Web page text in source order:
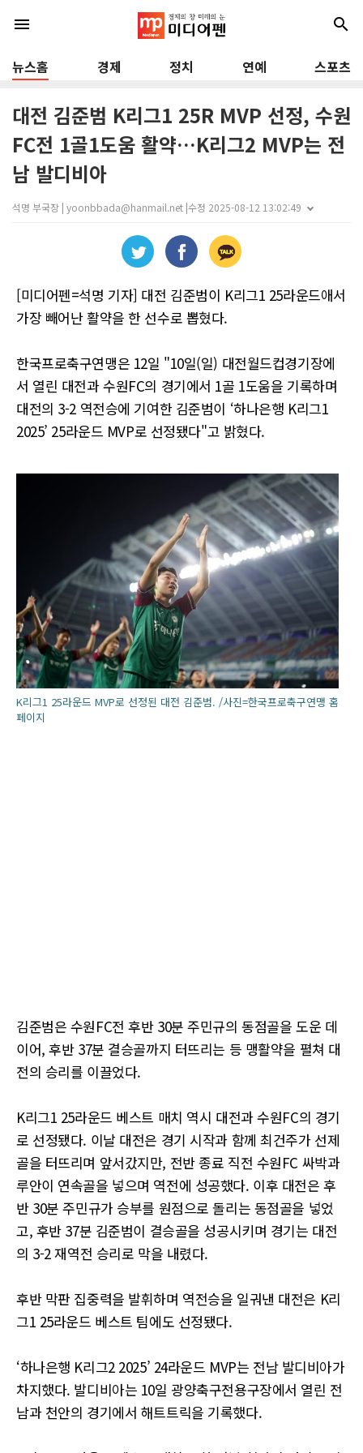
menu search
뉴스홈 경제 정치 연예 스포츠
대전 김준범 K리그1 25R MVP 선정, 수원
FC전 1골1도움 활약…K리그2 MVP는 전
남 발디비아
석명 부국장 | yoonbbada@hanmail.net |수정 2025-08-12 13:02:49
[미디어펜=석명 기자] 대전 김준범이 K리그1 25라운드애서
가장 빼어난 활약을 한 선수로 뽑혔다.
한국프로축구연맹은 12일 "10일(일) 대전월드컵경기장에
서 열린 대전과 수원FC의 경기에서 1골 1도움을 기록하며
대전의 3-2 역전승에 기여한 김준범이 ‘하나은행 K리그1
2025’ 25라운드 MVP로 선정됐다"고 밝혔다.
K리그1 25라운드 MVP로 선정된 대전 김준범. /사진=한국프로축구연맹 홈
페이지
김준범은 수원FC전 후반 30분 주민규의 동점골을 도운 데
이어, 후반 37분 결승골까지 터뜨리는 등 맹활약을 펼쳐 대
전의 승리를 이끌었다.
K리그1 25라운드 베스트 매치 역시 대전과 수원FC의 경기
로 선정됐다. 이날 대전은 경기 시작과 함께 최건주가 선제
골을 터뜨리며 앞서갔지만, 전반 종료 직전 수원FC 싸박과
루안이 연속골을 넣으며 역전에 성공했다. 이후 대전은 후
반 30분 주민규가 승부를 원점으로 돌리는 동점골을 넣었
고, 후반 37분 김준범이 결승골을 성공시키며 경기는 대전
의 3-2 재역전 승리로 막을 내렸다.
후반 막판 집중력을 발휘하며 역전승을 일궈낸 대전은 K리
그1 25라운드 베스트 팀에도 선정됐다.
‘하나은행 K리그2 2025’ 24라운드 MVP는 전남 발디비아가
차지했다. 발디비아는 10일 광양축구전용구장에서 열린 전
남과 천안의 경기에서 해트트릭을 기록했다.